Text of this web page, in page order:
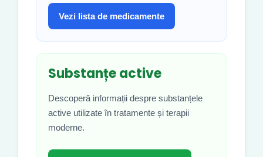
Vezi lista de medicamente
Substanțe active
Descoperă informații despre substanțele
active utilizate în tratamente și terapii
moderne.